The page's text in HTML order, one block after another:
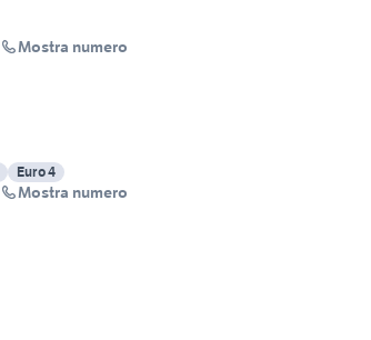
Mostra numero
Euro 4
Mostra numero